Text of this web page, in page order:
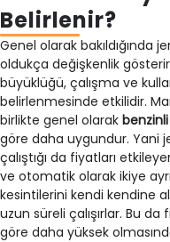
Belirlenir?
Genel olarak bakıldığında
oldukça değişkenlik
büyüklüğü, çalışma ve
belirlenmesinde etkilidir.
birlikte genel olarak
göre daha uygundur. Yani
çalıştığı da fiyatları
ve otomatik olarak ikiye
kesintilerini kendi kendine
uzun süreli çalışırlar. Bu
göre daha yüksek